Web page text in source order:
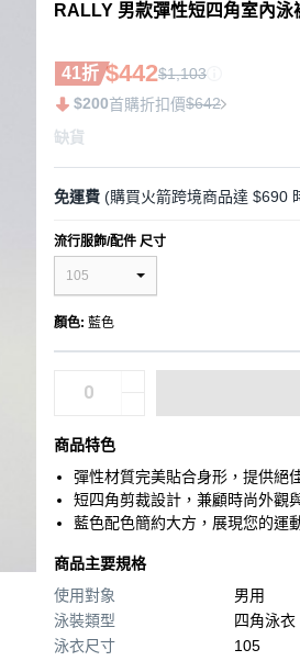
RALLY 男款彈性短四角室內泳
41折 $442$1,103
$200首購折扣價$642
缺貨
免運費 (購買火箭跨境商品達 $690
流行服飾/配件 尺寸
105
顏色: 藍色
商品特色
彈性材質完美貼合身形，提供絕
短四角剪裁設計，兼顧時尚外觀
藍色配色簡約大方，展現您的運
商品主要規格
使用對象
男用
泳裝類型
四角泳衣
泳衣尺寸
105